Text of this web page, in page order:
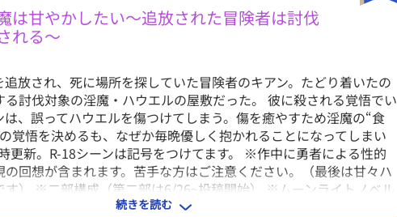
は甘やかしたい～追放された冒険者は討伐
れる～
追放され、死に場所を探していた冒険者のキアン。たどり着いたの
る討伐対象の淫魔・ハウエルの屋敷だった。 彼に殺される覚悟でい
は、誤ってハウエルを傷つけてしまう。傷を癒やすため淫魔の“食
覚悟を決めるも、なぜか毎晩優しく抱かれることになってしまい
新。R-18シーンは記号をつけてます。 ※作中に勇者による性的
回想が含まれます。苦手な方はご注意ください。（最後は甘々ハ
す） ※二部構成（第二部は6/26~投稿開始） ※ムーンライトノベル
続きを読む